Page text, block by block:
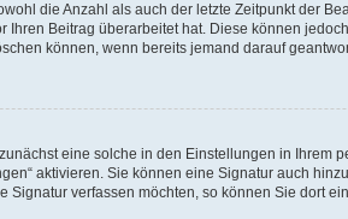
die Anzahl als auch der letzte Zeitpunkt der
Beitrag überarbeitet hat. Diese können
können, wenn bereits jemand darauf
eine solche in den Einstellungen in
aktivieren. Sie können eine Signatur auch
verfassen möchten, so können Sie dort